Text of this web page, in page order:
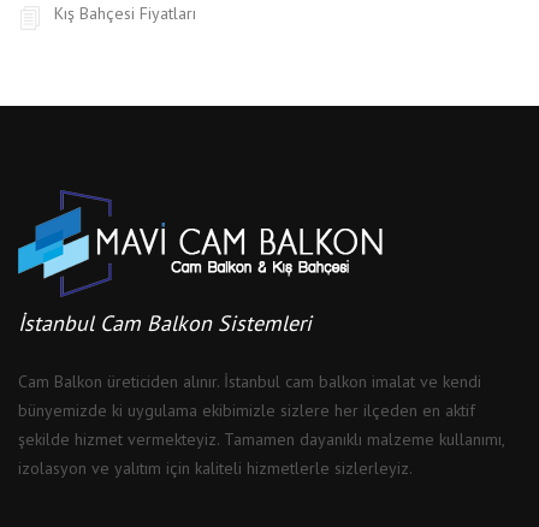
Kış Bahçesi Fiyatları
İstanbul Cam Balkon Sistemleri
Cam Balkon üreticiden alınır. İstanbul cam balkon imalat ve kendi
bünyemizde ki uygulama ekibimizle sizlere her ilçeden en aktif
şekilde hizmet vermekteyiz. Tamamen dayanıklı malzeme kullanımı,
izolasyon ve yalıtım için kaliteli hizmetlerle sizlerleyiz.